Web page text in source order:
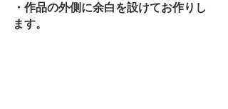
・作品の外側に余白を設けてお作りし
ます。